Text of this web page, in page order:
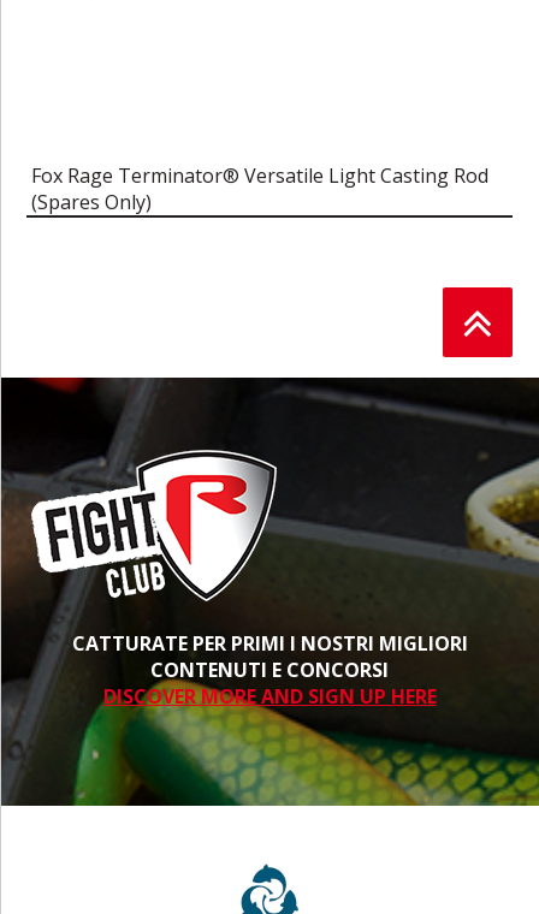
Fox Rage Terminator® Versatile Light Casting Rod
(Spares Only)
CATTURATE PER PRIMI I NOSTRI MIGLIORI
CONTENUTI E CONCORSI
DISCOVER MORE AND SIGN UP HERE